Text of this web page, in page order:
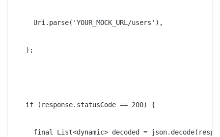
    Uri.parse('YOUR_MOCK_URL/users'),
  );
  if (response.statusCode == 200) {
final List<dynamic> decoded =